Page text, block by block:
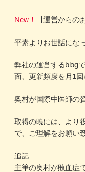
New！ 【運営からの
平素よりお世話にな
弊社の運営するblog
面、更新頻度を月1回
奥村が国際中医師の
取得の暁には、より
で、ご理解をお願い
追記
主筆の奥村が敗血症